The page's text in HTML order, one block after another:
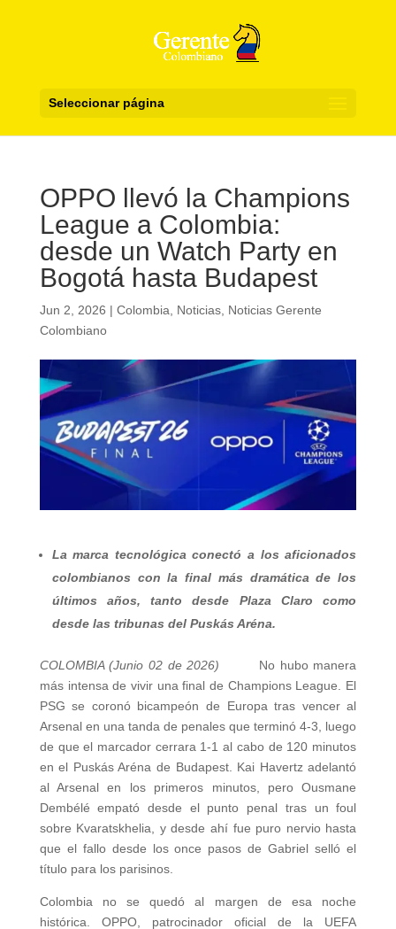
Seleccionar página
OPPO llevó la Champions
League a Colombia:
desde un Watch Party en
Bogotá hasta Budapest
Jun 2, 2026 | Colombia Noticias, Noticias Gerente
Colombiano
La marca tecnológica conectó a los aficionados
colombianos con la final más dramática de los
últimos años, tanto desde Plaza Claro como
desde las tribunas del Puskás Aréna.
COLOMBIA (Junio 02 de 2026) No hubo manera
más intensa de vivir una final de Champions League. El
PSG se coronó bicampeón de Europa tras vencer al
Arsenal en una tanda de penales que terminó 4-3, luego
de que el marcador cerrara 1-1 al cabo de 120 minutos
en el Puskás Aréna de Budapest. Kai Havertz adelantó
al Arsenal en los primeros minutos, pero Ousmane
Dembélé empató desde el punto penal tras un foul
sobre Kvaratskhelia, y desde ahí fue puro nervio hasta
que el fallo desde los once pasos de Gabriel selló el
título para los parisinos.
Colombia no se quedó al margen de esa noche
histórica. OPPO, patrocinador oficial de la UEFA